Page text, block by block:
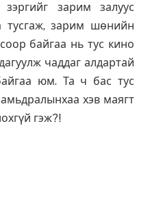
зэргийг зарим залуус
тусгаж, зарим шөнийн
байгаа нь тус кино
чаддаг алдартай
юм. Та ч бас тус
хэв маягт
гэж?!